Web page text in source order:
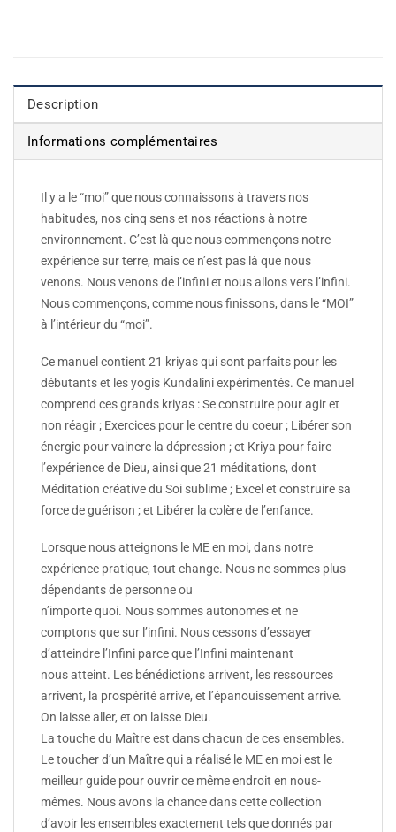
Description
Informations complémentaires
Il y a le “moi” que nous connaissons à travers nos
habitudes, nos cinq sens et nos réactions à notre
environnement. C’est là que nous commençons notre
expérience sur terre, mais ce n’est pas là que nous
venons. Nous venons de l’infini et nous allons vers l’infini.
Nous commençons, comme nous finissons, dans le “MOI”
à l’intérieur du “moi”.
Ce manuel contient 21 kriyas qui sont parfaits pour les
débutants et les yogis Kundalini expérimentés. Ce manuel
comprend ces grands kriyas : Se construire pour agir et
non réagir ; Exercices pour le centre du coeur ; Libérer son
énergie pour vaincre la dépression ; et Kriya pour faire
l’expérience de Dieu, ainsi que 21 méditations, dont
Méditation créative du Soi sublime ; Excel et construire sa
force de guérison ; et Libérer la colère de l’enfance.
Lorsque nous atteignons le ME en moi, dans notre
expérience pratique, tout change. Nous ne sommes plus
dépendants de personne ou
n’importe quoi. Nous sommes autonomes et ne
comptons que sur l’infini. Nous cessons d’essayer
d’atteindre l’Infini parce que l’Infini maintenant
nous atteint. Les bénédictions arrivent, les ressources
arrivent, la prospérité arrive, et l’épanouissement arrive.
On laisse aller, et on laisse Dieu.
La touche du Maître est dans chacun de ces ensembles.
Le toucher d’un Maître qui a réalisé le ME en moi est le
meilleur guide pour ouvrir ce même endroit en nous-
mêmes. Nous avons la chance dans cette collection
d’avoir les ensembles exactement tels que donnés par